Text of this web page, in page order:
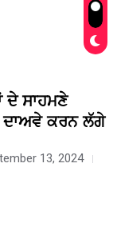
ਦੇ ਸਾਹਮਣੇ
ਕਰਨ ਲੱਗੇ
13, 2024